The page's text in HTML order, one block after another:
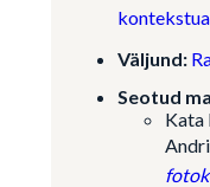
Väljund:
Seotud
Kata